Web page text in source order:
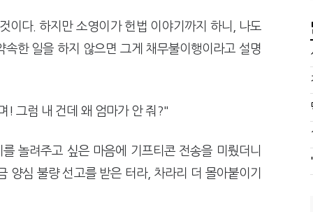
이다. 하지만 소영이가 헌법 이야기까지 하니, 나도
한 일을 하지 않으면 그게 채무불이행이라고 설명
! 그럼 내 건데 왜 엄마가 안 줘?"
놀려주고 싶은 마음에 기프티콘 전송을 미뤘더니
양심 불량 선고를 받은 터라, 차라리 더 몰아붙이기